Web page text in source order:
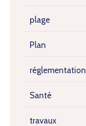
plage
Plan
réglementation
Santé
travaux